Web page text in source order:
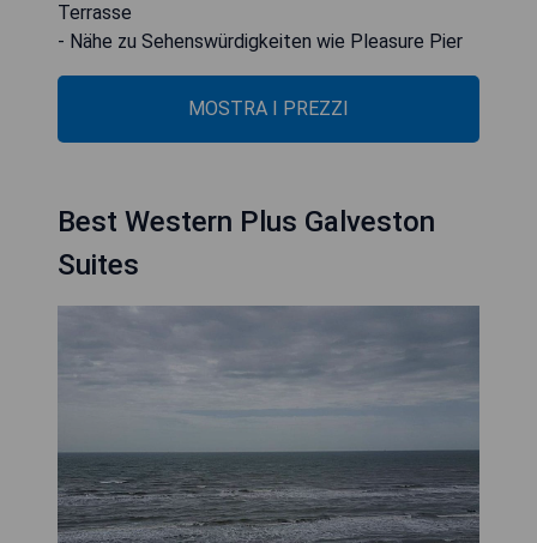
Terrasse
- Nähe zu Sehenswürdigkeiten wie Pleasure Pier
MOSTRA I PREZZI
Best Western Plus Galveston
Suites